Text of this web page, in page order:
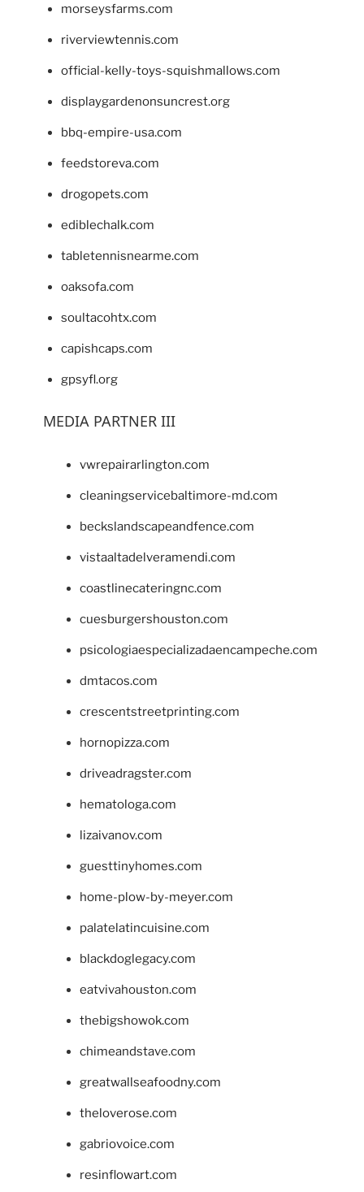
morseysfarms.com
riverviewtennis.com
official-kelly-toys-squishmallows.com
displaygardenonsuncrest.org
bbq-empire-usa.com
feedstoreva.com
drogopets.com
ediblechalk.com
tabletennisnearme.com
oaksofa.com
soultacohtx.com
capishcaps.com
gpsyfl.org
MEDIA PARTNER III
vwrepairarlington.com
cleaningservicebaltimore-md.com
beckslandscapeandfence.com
vistaaltadelveramendi.com
coastlinecateringnc.com
cuesburgershouston.com
psicologiaespecializadaencampeche.com
dmtacos.com
crescentstreetprinting.com
hornopizza.com
driveadragster.com
hematologa.com
lizaivanov.com
guesttinyhomes.com
home-plow-by-meyer.com
palatelatincuisine.com
blackdoglegacy.com
eatvivahouston.com
thebigshowok.com
chimeandstave.com
greatwallseafoodny.com
theloverose.com
gabriovoice.com
resinflowart.com